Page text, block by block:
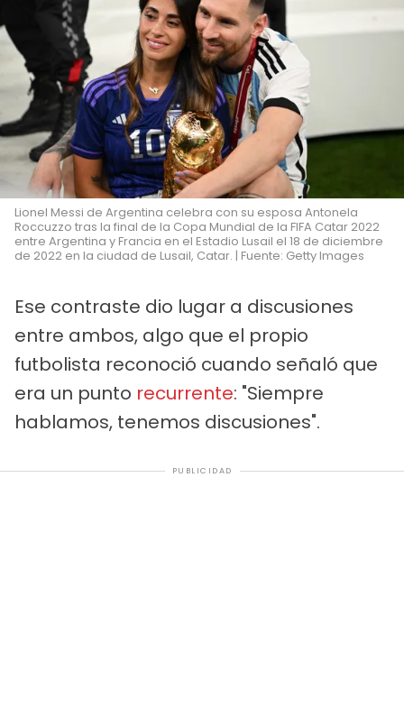
Lionel Messi de Argentina celebra con su esposa Antonela
Roccuzzo tras la final de la Copa Mundial de la FIFA Catar 2022
entre Argentina y Francia en el Estadio Lusail el 18 de diciembre
de 2022 en la ciudad de Lusail, Catar. | Fuente: Getty Images
Ese contraste dio lugar a discusiones
entre ambos, algo que el propio
futbolista reconoció cuando señaló que
era un punto recurrente: "Siempre
hablamos, tenemos discusiones".
PUBLICIDAD